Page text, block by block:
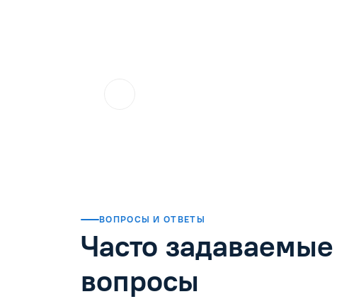
ВОПРОСЫ И ОТВЕТЫ
Часто задаваемые
вопросы